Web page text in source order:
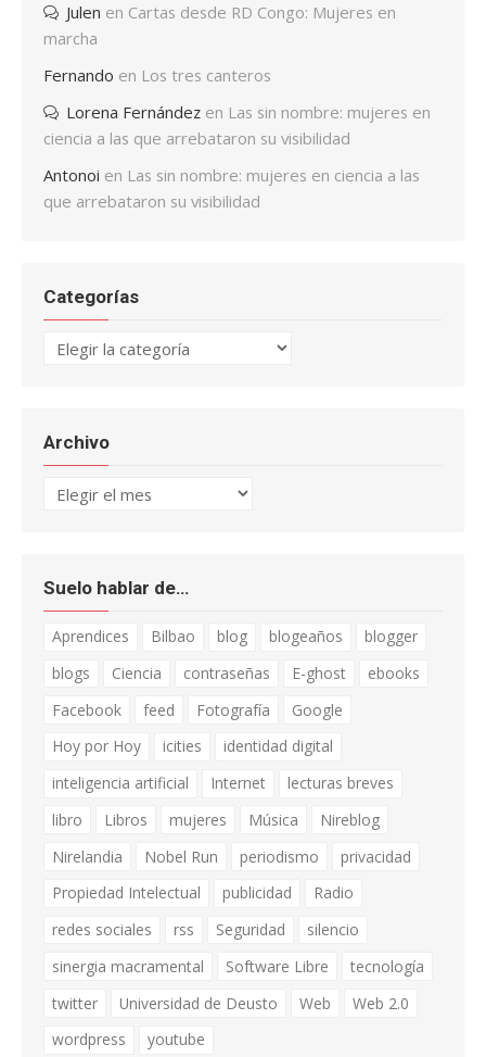
Julen en Cartas desde RD Congo: Mujeres en
marcha
Fernando en Los tres canteros
Lorena Fernández en Las sin nombre: mujeres en
ciencia a las que arrebataron su visibilidad
Antonoi en Las sin nombre: mujeres en ciencia a las
que arrebataron su visibilidad
Categorías
Categorías
Archivo
Archivo
Suelo hablar de…
Aprendices Bilbao blog blogeaños
blogger
blogs
Ciencia contraseñas E-ghost
ebooks
Facebook
feed Fotografía
Google
Hoy por Hoy
icities
identidad digital
inteligencia artificial
Internet
lecturas breves
libro
Libros mujeres Música
Nireblog
Nirelandia
Nobel Run periodismo
privacidad
Propiedad Intelectual
publicidad
Radio
redes sociales
rss Seguridad
silencio
sinergia macramental
Software Libre
tecnología
twitter
Universidad de Deusto Web
Web 2.0
wordpress
youtube